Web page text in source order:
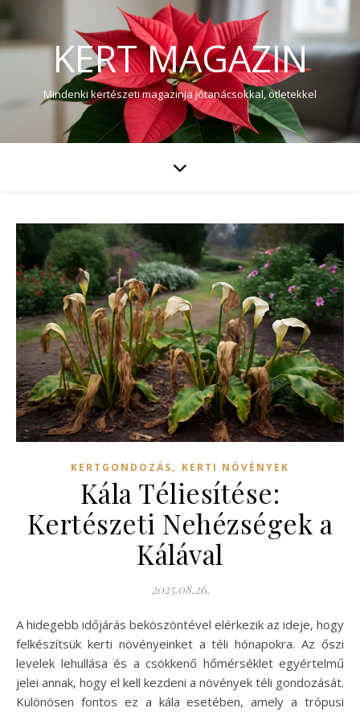
KERT MAGAZIN
Mindenki kertészeti magazinja jótanácsokkal, ötletekkel
KERTGONDOZÁS, KERTI NÖVÉNYEK
Kála Téliesítése:
Kertészeti Nehézségek a
Kálával
2025.08.26.
A hidegebb időjárás beköszöntével elérkezik az ideje, hogy
felkészítsük kerti növényeinket a téli hónapokra. Az őszi
levelek lehullása és a csökkenő hőmérséklet egyértelmű
jelei annak, hogy el kell kezdeni a növények téli gondozását.
Különösen fontos ez a kála esetében, amely a trópusi